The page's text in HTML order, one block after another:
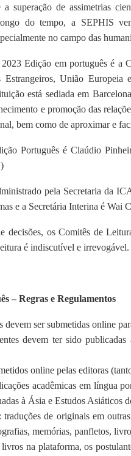
a superação de assimetrias
do tempo, a SEPHIS
no campo das
Edição em português é a
União Europeia
está sediada em
e promoção das
bem como de aproximar e
Português é Claúdio
)
pela Secretaria da
e a Secretária Interina é Wai
decisões, os Comitês de
é indiscutível e irrevogável.
– Regras e Regulamentos
devem ser submetidas online
devem ter sido publicadas
online pelas editoras
acadêmicas em língua
à Ásia e Estudos Asiáticos
traduções de originais em
memórias, panfletos,
na plataforma, os